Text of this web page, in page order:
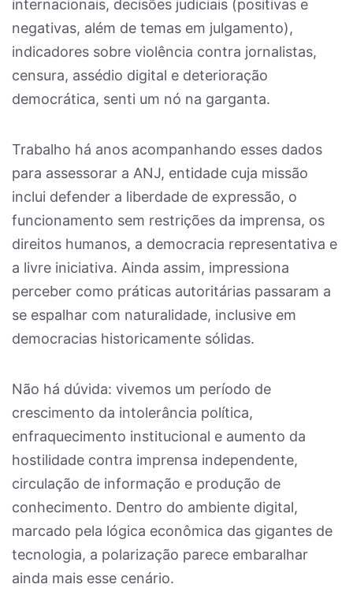
internacionais, decisões judiciais (positivas e
negativas, além de temas em julgamento),
indicadores sobre violência contra jornalistas,
censura, assédio digital e deterioração
democrática, senti um nó na garganta.
Trabalho há anos acompanhando esses dados
para assessorar a ANJ, entidade cuja missão
inclui defender a liberdade de expressão, o
funcionamento sem restrições da imprensa, os
direitos humanos, a democracia representativa e
a livre iniciativa. Ainda assim, impressiona
perceber como práticas autoritárias passaram a
se espalhar com naturalidade, inclusive em
democracias historicamente sólidas.
Não há dúvida: vivemos um período de
crescimento da intolerância política,
enfraquecimento institucional e aumento da
hostilidade contra imprensa independente,
circulação de informação e produção de
conhecimento. Dentro do ambiente digital,
marcado pela lógica econômica das gigantes de
tecnologia, a polarização parece embaralhar
ainda mais esse cenário.